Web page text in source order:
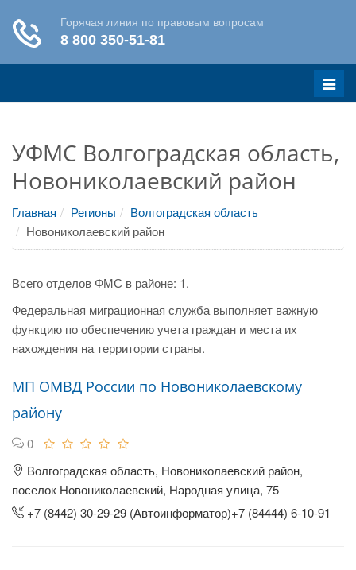
Меню
УФМС Волгоградская область,
Новониколаевский район
Главная Регионы
Волгоградская область
Новониколаевский район
Всего отделов ФМС в районе: 1.
Федеральная миграционная служба выполняет важную
функцию по обеспечению учета граждан и места их
нахождения на территории страны.
МП ОМВД России по Новониколаевскому
району
0
Волгоградская область, Новониколаевский район,
поселок Новониколаевский, Народная улица, 75
+7 (8442) 30-29-29 (Автоинформатор)+7 (84444) 6-10-91